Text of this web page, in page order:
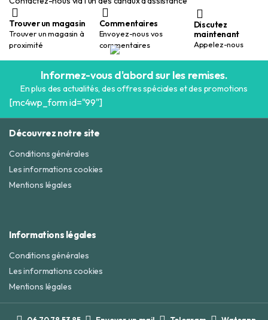
Trouver un magasin
Trouver un magasin à
proximité
Commentaires
Envoyez-nous vos
commentaires
Discutez
maintenant
Appelez-nous
Informez-vous d'abord sur les remises.
En plus des actualités, des offres spéciales et des promotions
[mc4wp_form id="99"]
Découvrez notre site
Conditions générales
Les informations cookies
Mentions légales
Informations légales
Conditions générales
Les informations cookies
Mentions légales